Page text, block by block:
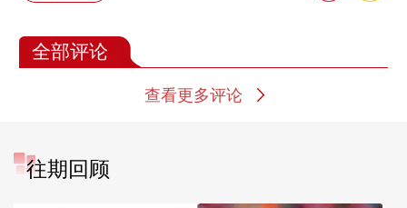
全部评论
查看更多评论
往期回顾